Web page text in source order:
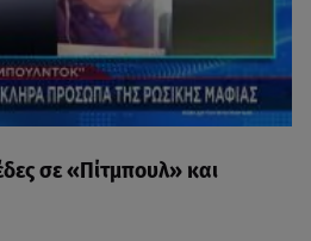
σε «Πίτμπουλ» και